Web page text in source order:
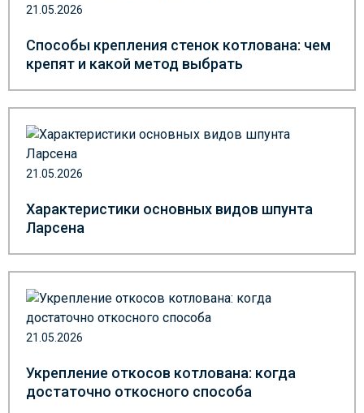
21.05.2026
Способы крепления стенок котлована: чем
крепят и какой метод выбрать
21.05.2026
Характеристики основных видов шпунта
Ларсена
21.05.2026
Укрепление откосов котлована: когда
достаточно откосного способа